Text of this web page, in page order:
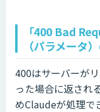
「400 Bad
（パラメータ
400はサーバーが
った場合に返され
めClaudeが処理で